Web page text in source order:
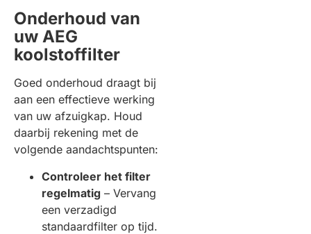
Onderhoud van
uw AEG
koolstoffilter
Goed onderhoud draagt bij
aan een effectieve werking
van uw afzuigkap. Houd
daarbij rekening met de
volgende aandachtspunten:
Controleer het filter
regelmatig – Vervang
een verzadigd
standaardfilter op tijd.